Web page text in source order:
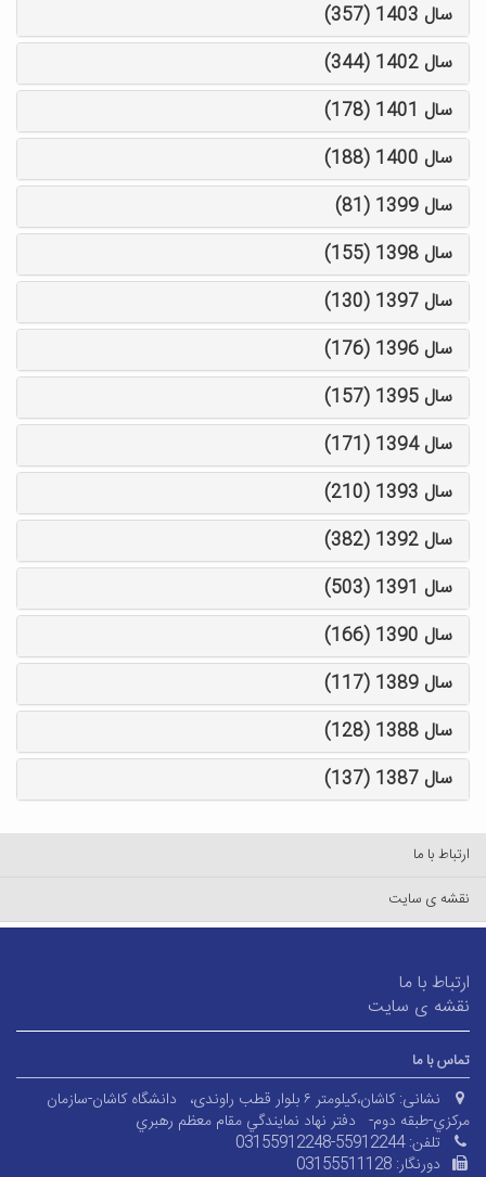
سال 1403 (357)
سال 1402 (344)
سال 1401 (178)
سال 1400 (188)
سال 1399 (81)
سال 1398 (155)
سال 1397 (130)
سال 1396 (176)
سال 1395 (157)
سال 1394 (171)
سال 1393 (210)
سال 1392 (382)
سال 1391 (503)
سال 1390 (166)
سال 1389 (117)
سال 1388 (128)
سال 1387 (137)
ارتباط با ما
نقشه ی سایت
ارتباط با ما
نقشه ی سایت
تماس با ما
نشانی: کاشان،کیلومتر ۶ بلوار قطب راوندی،
دانشگاه کاشان-سازمان
مرکزي-طبقه دوم- دفتر نهاد نمايندگي مقام معظم رهبري
تلفن:03155912248-55912244
دورنگار: 03155511128